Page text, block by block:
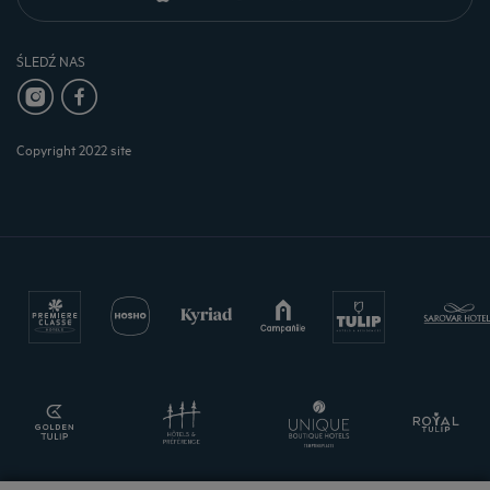
ŚLEDŹ NAS
Copyright 2022 site